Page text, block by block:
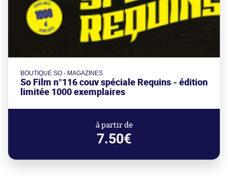
BOUTIQUE SO - MAGAZINES
So Film n°116 couv spéciale Requins - édition
limitée 1000 exemplaires
à partir de
7.50€